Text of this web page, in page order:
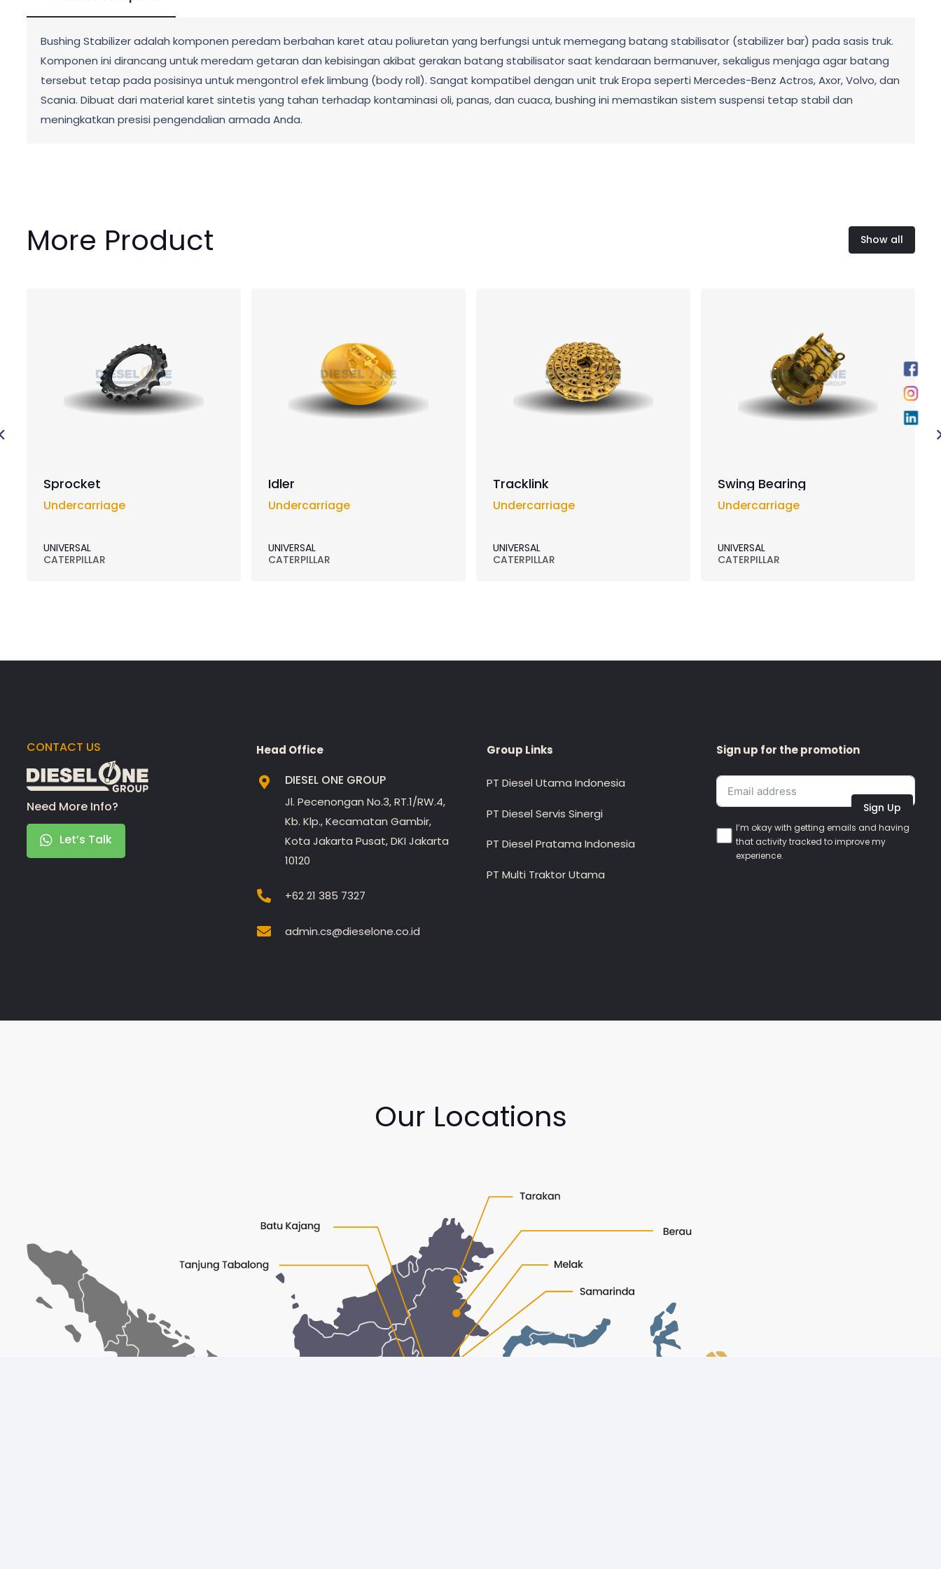
Bushing Stabilizer adalah komponen peredam berbahan karet atau poliuretan yang berfungsi untuk memegang batang stabilisator (stabilizer bar) pada sasis truk.
Komponen ini dirancang untuk meredam getaran dan kebisingan akibat gerakan batang stabilisator saat kendaraan bermanuver, sekaligus menjaga agar batang
tersebut tetap pada posisinya untuk mengontrol efek limbung (body roll). Sangat kompatibel dengan unit truk Eropa seperti Mercedes-Benz Actros, Axor, Volvo, dan
Scania. Dibuat dari material karet sintetis yang tahan terhadap kontaminasi oli, panas, dan cuaca, bushing ini memastikan sistem suspensi tetap stabil dan
meningkatkan presisi pengendalian armada Anda.
More Product Show all
Sprocket
Undercarriage
UNIVERSAL
CATERPILLAR
Idler
Undercarriage
UNIVERSAL
CATERPILLAR
Tracklink
Undercarriage
UNIVERSAL
CATERPILLAR
Swing Bearing
Undercarriage
UNIVERSAL
CATERPILLAR
CONTACT US
Need More Info?
Let’s Talk
Head Office
DIESEL ONE GROUP
Jl. Pecenongan No.3, RT.1/RW.4,
Kb. Klp., Kecamatan Gambir,
Kota Jakarta Pusat, DKI Jakarta
10120
+62 21 385 7327
admin.cs@dieselone.co.id
Group Links
PT Diesel Utama Indonesia
PT Diesel Servis Sinergi
PT Diesel Pratama Indonesia
PT Multi Traktor Utama
Sign up for the promotion
Sign Up
I’m okay with getting emails and having
that activity tracked to improve my
experience.
Our Locations